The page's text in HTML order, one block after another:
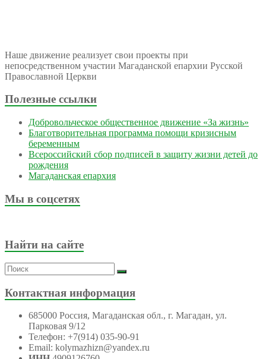
Наше движение реализует свои проекты при
непосредственном участии Магаданской епархии Русской
Православной Церкви
Полезные ссылки
Добровольческое общественное движение «За жизнь»
Благотворительная программа помощи кризисным
беременным
Всероссийский сбор подписей в защиту жизни детей до
рождения
Магаданская епархия
Мы в соцсетях
Найти на сайте
Контактная информация
685000 Россия, Магаданская обл., г. Магадан, ул.
Парковая 9/12
Телефон: +7(914) 035-90-91
Email: kolymazhizn@yandex.ru